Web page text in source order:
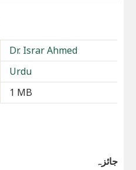
Dr. Israr Ahmed
Urdu
1 MB
جائزہ